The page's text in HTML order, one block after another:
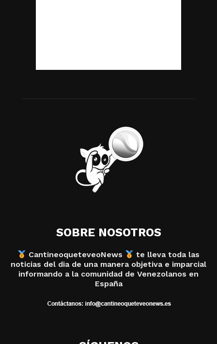
SOBRE NOSOTROS
CantineoqueteveoNews
te lleva toda las
noticias del dia de una manera objetiva e imparcial
informando a la comunidad de Venezolanos en
España